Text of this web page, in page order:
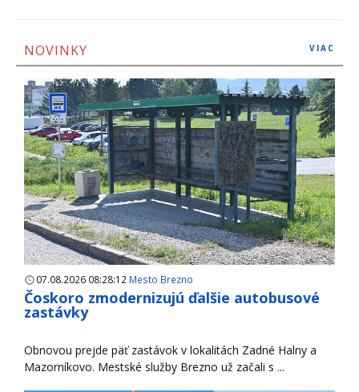
NOVINKY VIAC
07.08.2026 08:28:12 Mesto Brezno
Čoskoro zmodernizujú ďalšie autobusové
zastávky
Obnovou prejde päť zastávok v lokalitách Zadné Halny a
Mazorníkovo. Mestské služby Brezno už začali s ...